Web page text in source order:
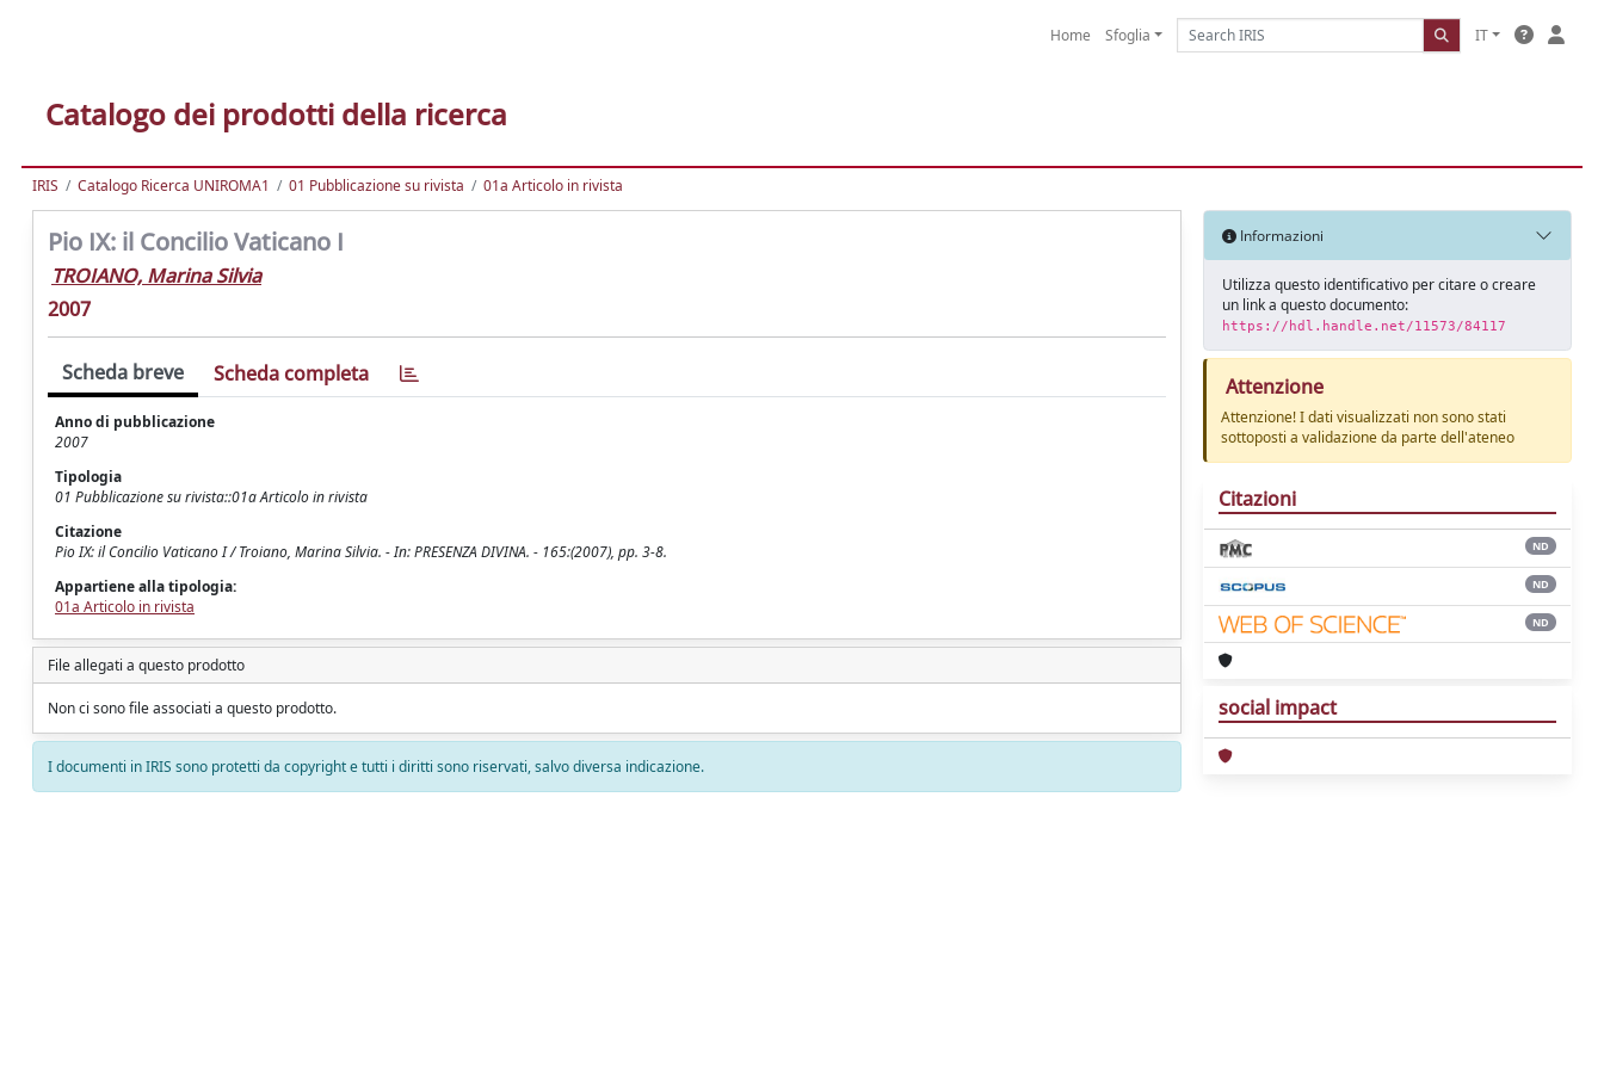
Home Sfoglia IT
Catalogo dei prodotti della ricerca
IRIS Catalogo Ricerca UNIROMA1 01 Pubblicazione su rivista 01a Articolo in rivista
Pio IX: il Concilio Vaticano I
TROIANO, Marina Silvia
2007
Scheda breve Scheda completa
Anno di pubblicazione
2007
Tipologia
01 Pubblicazione su rivista::01a Articolo in rivista
Citazione
Pio IX: il Concilio Vaticano I / Troiano, Marina Silvia. - In: PRESENZA DIVINA. - 165:(2007), pp. 3-8.
Appartiene alla tipologia:
01a Articolo in rivista
File allegati a questo prodotto
Non ci sono file associati a questo prodotto.
I documenti in IRIS sono protetti da copyright e tutti i diritti sono riservati, salvo diversa indicazione.
Informazioni
Utilizza questo identificativo per citare o creare
un link a questo documento:
https://hdl.handle.net/11573/84117
Attenzione
Attenzione! I dati visualizzati non sono stati
sottoposti a validazione da parte dell'ateneo
Citazioni
ND
ND
ND
social impact